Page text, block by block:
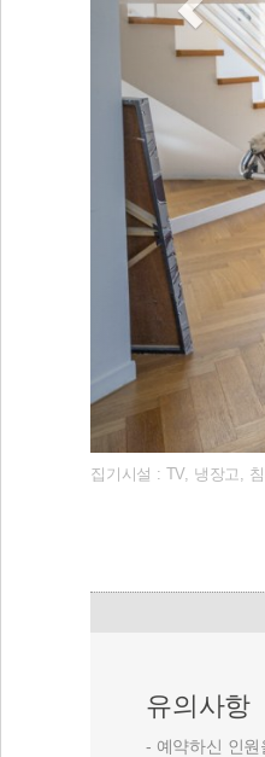
집기시설 : TV, 냉장고,
유의사항
- 예약하신 인